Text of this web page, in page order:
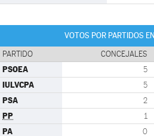
VOTOS POR PARTIDOS
PARTIDO CONCEJALES
PSOEA 5
IULVCPA 5
PSA 2
PP 1
PA 0